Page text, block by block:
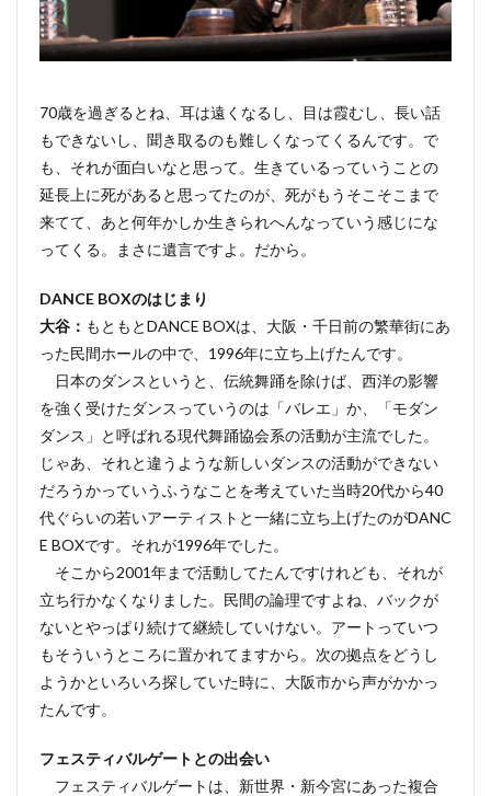
70歳を過ぎるとね、耳は遠くなるし、目は霞むし、長い話
もできないし、聞き取るのも難しくなってくるんです。で
も、それが面白いなと思って。生きているっていうことの
延長上に死があると思ってたのが、死がもうそこそこまで
来てて、あと何年かしか生きられへんなっていう感じにな
ってくる。まさに遺言ですよ。だから。
DANCE BOXのはじまり
大谷： もともとDANCE BOXは、大阪・千日前の繁華街にあ
った民間ホールの中で、1996年に立ち上げたんです。
日本のダンスというと、伝統舞踊を除けば、西洋の影響
を強く受けたダンスっていうのは「バレエ」か、「モダン
ダンス」と呼ばれる現代舞踊協会系の活動が主流でした。
じゃあ、それと違うような新しいダンスの活動ができない
だろうかっていうふうなことを考えていた当時20代から40
代ぐらいの若いアーティストと一緒に立ち上げたのがDANC
E BOXです。それが1996年でした。
そこから2001年まで活動してたんですけれども、それが
立ち行かなくなりました。民間の論理ですよね、バックが
ないとやっぱり続けて継続していけない。アートっていつ
もそういうところに置かれてますから。次の拠点をどうし
ようかといろいろ探していた時に、大阪市から声がかかっ
たんです。
フェスティバルゲートとの出会い
フェスティバルゲートは、新世界・新今宮にあった複合